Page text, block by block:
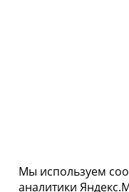
Мы используем
аналитики